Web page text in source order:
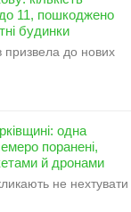
11, пошкоджено
будинки
призвела до нових
одна
поранені,
й дронами
не нехтувати